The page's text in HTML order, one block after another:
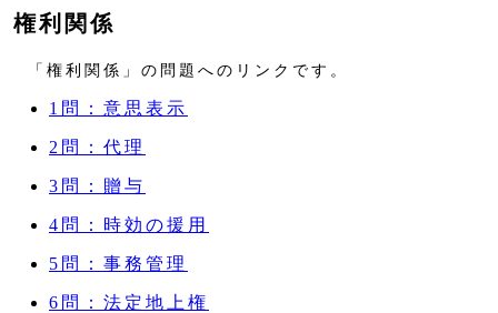
権利関係
「権利関係」の問題へのリンクです。
1問：意思表示
2問：代理
3問：贈与
4問：時効の援用
5問：事務管理
6問：法定地上権